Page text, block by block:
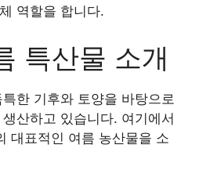
역할을 합니다.
특산물 소개
한 기후와 토양을 바탕으로
산하고 있습니다. 여기에서
대표적인 여름 농산물을 소